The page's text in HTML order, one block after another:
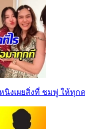
นิงเผยสิ่งที่ ชมพู่ ให้ทุก